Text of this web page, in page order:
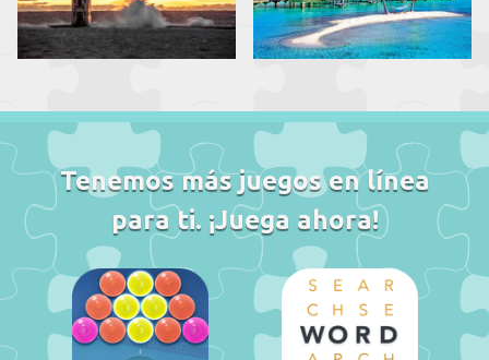
Tenemos más juegos en línea
para ti. ¡Juega ahora!